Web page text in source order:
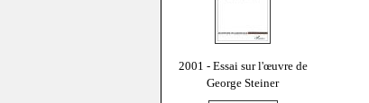
2001 - Essai sur l'œuvre de
George Steiner